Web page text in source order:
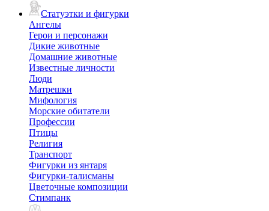
Статуэтки и фигурки
Ангелы
Герои и персонажи
Дикие животные
Домашние животные
Известные личности
Люди
Матрешки
Мифология
Морские обитатели
Профессии
Птицы
Религия
Транспорт
Фигурки из янтаря
Фигурки-талисманы
Цветочные композиции
Стимпанк